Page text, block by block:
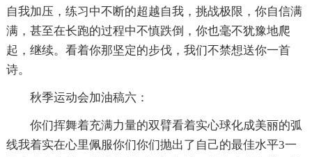
自我加压，练习中不断的超越自我，挑战极限，你自信满
满，甚至在长跑的过程中不慎跌倒，你也毫不犹豫地爬
起，继续。看着你那坚定的步伐，我们不禁想送你一首
诗。
秋季运动会加油稿六：
你们挥舞着充满力量的双臂看着实心球化成美丽的弧
线我着实在心里佩服你们你们抛出了自己的最佳水平3一